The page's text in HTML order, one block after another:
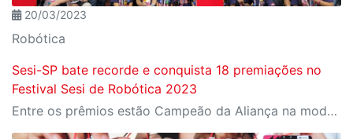
20/03/2023
Robótica
Sesi-SP bate recorde e conquista 18 premiações no
Festival Sesi de Robótica 2023
Entre os prêmios estão Campeão da Aliança na modalidade FRC e 1° lugar no Desafio Do Robô na FLL. Realizado em Brasília, o evento contou com a participação de mais de 1500 estudantes de 9 a 18 anos de todo Brasil.